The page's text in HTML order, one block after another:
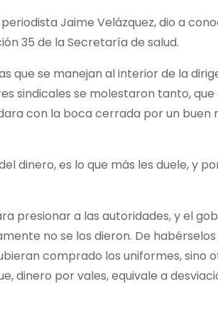
Jaime Velázquez, dio a
35 de la Secretaría de salud.
que se manejan al interior de la
sindicales se molestaron tanto,
con la boca cerrada por un
dinero, es lo que más les duele, y
presionar a las autoridades, y el
no se los dieron. De
comprado los uniformes, sino
dinero por vales, equivale a